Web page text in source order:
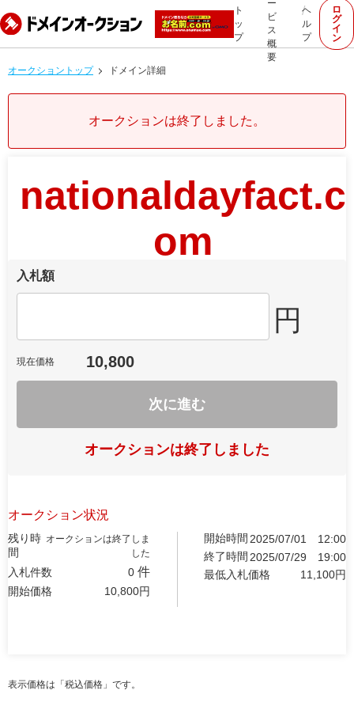
ト
ッ
プ
ー
ビ
ス
概
要
ヘ
ル
プ
ロ
グ
イ
ン
オークショントップ ドメイン詳細
オークションは終了しました。
nationaldayfact.c
om
入札額
円
現在価格 10,800
次に進む
オークションは終了しました
オークション状況
残り時
間
オークションは終了しま
した
入札件数 0 件
開始価格 10,800円
開始時間 2025/07/01
12:00
終了時間 2025/07/29
19:00
最低入札価格
11,100円
表示価格は「税込価格」です。